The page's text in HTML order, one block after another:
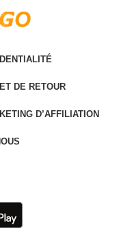
DE RETOUR
D’AFFILIATION